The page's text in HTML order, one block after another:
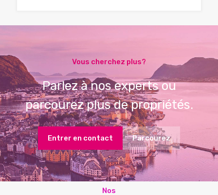
Vous cherchez plus?
Parlez à nos experts ou
parcourez plus de propriétés.
Entrer en contact Parcourez
Nos